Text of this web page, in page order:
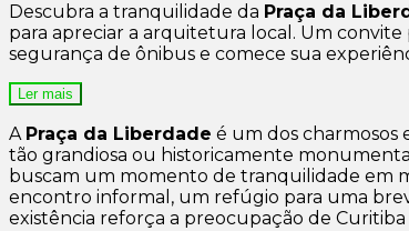
Descubra a tranquilidade da Praça da
para apreciar a arquitetura local. Um
segurança de ônibus e comece sua
Ler mais
A Praça da Liberdade é um dos charmosos
tão grandiosa ou historicamente
buscam um momento de tranquilidade em
encontro informal, um refúgio para uma
existência reforça a preocupação de